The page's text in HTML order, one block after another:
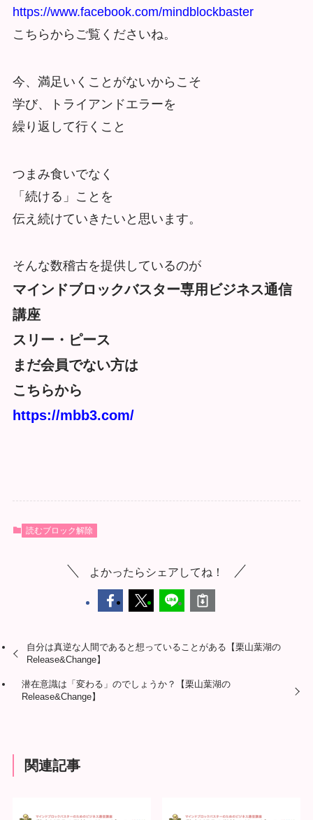
https://www.facebook.com/mindblockbaster
こちらからご覧くださいね。
今、満足いくことがないからこそ
学び、トライアンドエラーを
繰り返して行くこと
つまみ食いでなく
「続ける」ことを
伝え続けていきたいと思います。
そんな数稽古を提供しているのが
マインドブロックバスター専用ビジネス通信
講座
スリー・ピース
まだ会員でない方は
こちらから
https://mbb3.com/
読むブロック解除
よかったらシェアしてね！
自分は真逆な人間であると想っていることがある【栗山葉湖の
Release&Change】
潜在意識は「変わる」のでしょうか？【栗山葉湖の
Release&Change】
関連記事